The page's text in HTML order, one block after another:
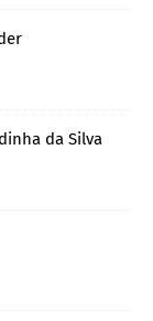
da Silva